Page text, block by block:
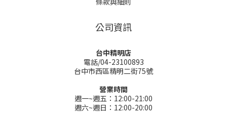
公司資訊
台中精明店
電話/04-23100893
台中市西區精明二街75號
營業時間
週一~週五：12:00-21:00
週六~週日：12:00-20:00